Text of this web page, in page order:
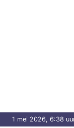
1 mei 2026, 6:38